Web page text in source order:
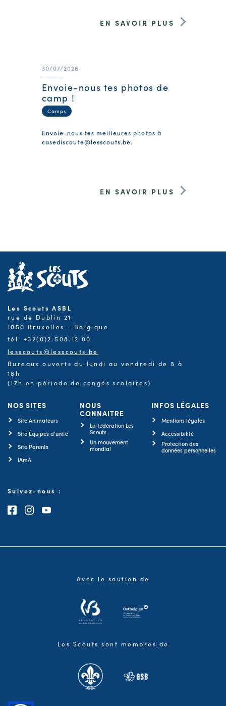
EN SAVOIR PLUS
30/07/2026
Envoie-nous tes photos de
camp !
Camps
Envoie-nous tes meilleures photos à
casediscoute@lesscouts.be.
EN SAVOIR PLUS
Les Scouts ASBL
rue de Dublin 21
1050 Bruxelles - Belgique
tél. +32(0)2.508.12.00
lesscouts@lesscouts.be
Bureaux ouverts du lundi au vendredi de 8 à
18h
(17h en période de congés scolaires)
NOS SITES
Site Animateurs
Site Équipes d'unité
Site Parents
IAmA
NOUS
CONNAITRE
La fédération Les
Scouts
Un mouvement
mondial
INFOS LÉGALES
Mentions légales
Accessibilité
Protection des
données personnelles
Suivez-nous :
Consultez notre page Facebook
Consultez notre page Instagram
Consultez notre chaîne Youtube
Avec le soutien de
Les Scouts sont membres de